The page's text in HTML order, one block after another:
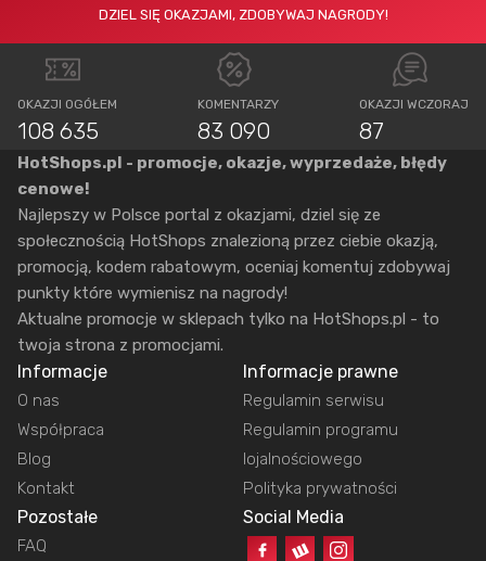
DZIEL SIĘ OKAZJAMI, ZDOBYWAJ NAGRODY!
OKAZJI OGÓŁEM
108 635
KOMENTARZY
83 090
OKAZJI WCZORAJ
87
HotShops.pl - promocje, okazje, wyprzedaże, błędy
cenowe!
Najlepszy w Polsce portal z okazjami, dziel się ze
społecznością HotShops znalezioną przez ciebie okazją,
promocją, kodem rabatowym, oceniaj komentuj zdobywaj
punkty które wymienisz na nagrody!
Aktualne promocje w sklepach tylko na HotShops.pl - to
twoja strona z promocjami.
Informacje
O nas
Współpraca
Blog
Kontakt
Informacje prawne
Regulamin serwisu
Regulamin programu
lojalnościowego
Polityka prywatności
Pozostałe
FAQ
Social Media